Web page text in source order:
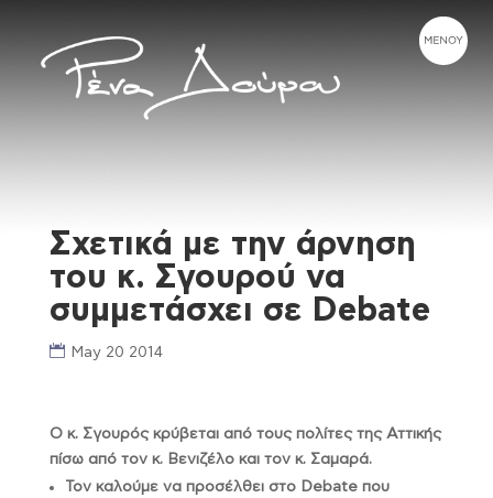
Σχετικά με την άρνηση
του κ. Σγουρού να
συμμετάσχει σε Debate
May 20 2014
Ο κ. Σγουρός κρύβεται από τους πολίτες της Αττικής
πίσω από τον κ. Βενιζέλο και τον κ. Σαμαρά.
Τον καλούμε να προσέλθει στο Debateπου